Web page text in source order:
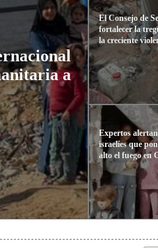
a
El Consejo de
fortalecer la
la creciente
Expertos
israelíes que
alto el fuego en